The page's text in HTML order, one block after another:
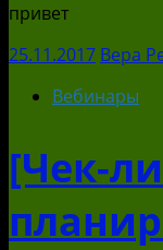
привет
25.11.2017 Вера
Вебинары
[Чек-